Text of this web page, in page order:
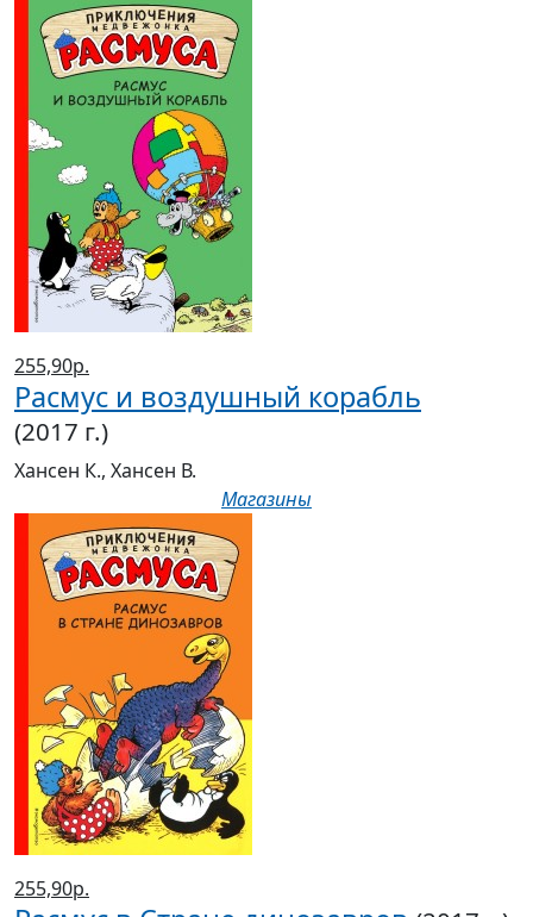
255,90р.
Расмус и воздушный корабль
(2017 г.)
Хансен К., Хансен В.
Магазины
255,90р.